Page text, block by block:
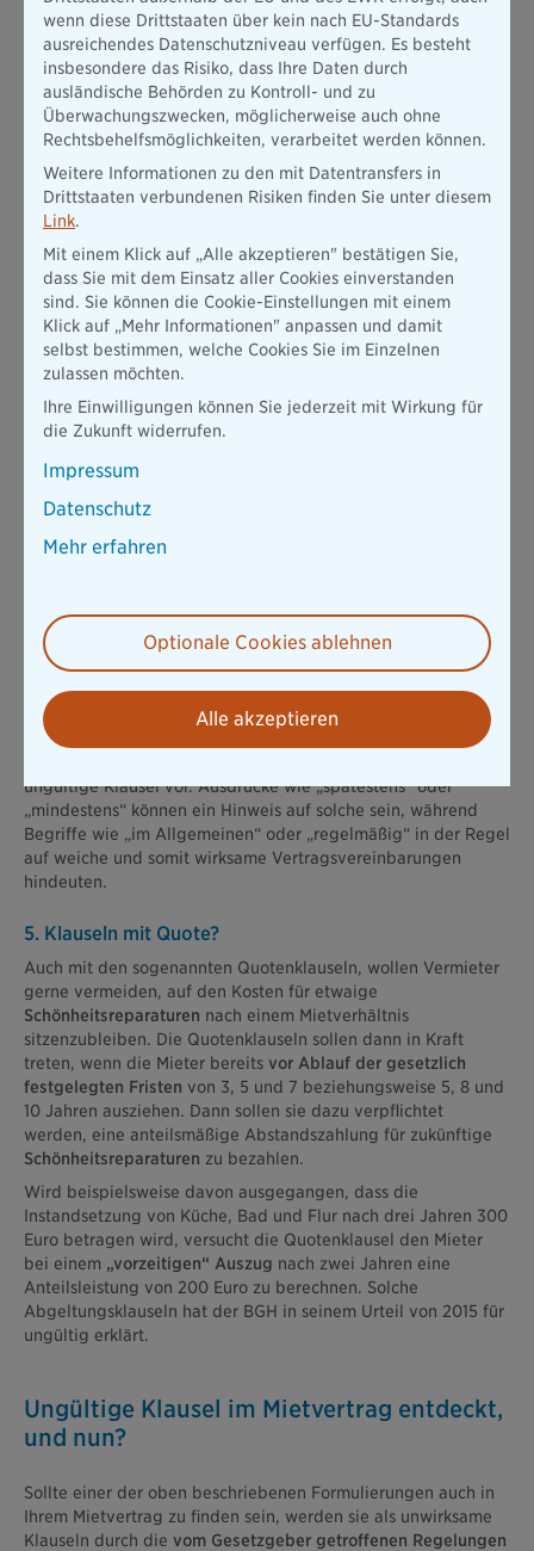
Wohnungin hellen oder neutralen Tönen fordern, sind
hingegen zulässig.
3. Verpflichtung zur Renovierung durch Fachkräfte
Erklärt sich eine Mieterin oder ein Mieter durch die
Unterzeichnung des Mietvertrags damit einverstanden,
anfallende Schönheitsreparaturen selbst zu übernehmen, muss
es ihm gestattet sein, diesein Eigenregie auszuführen.
Dementsprechend sind Klauseln, die festsetzen, dass für
Renovierungsarbeiten stets ein Fachbetrieb beauftragt
werden muss, in der Regel ungültig.
Dennoch müssen die Reparaturen trotz einer ungültigen
"Schönheitsreparaturklausel"fachgerechtundin
durchschnittlicher Qualitätdurchgeführt werden. Wer also ein
gutes Maß an handwerklichem Geschick vorweisen kann, sollte
in jedem Fall über eine eigenständige Renovierung vor oder
nach der Kündigung nachdenken. Doch Vorsicht: Fehler- oder
akzeptieren.
Auch wenn Sie als Mieter oder Mieterin
Mietvertrag ungültig sind. Denn kürzere Fristen als die
gesetzlich festgelegten müssen nicht eingehalten werden.
Doch auch wenn ein Vertrag die Renovierung stets nach
Ablauf der entsprechenden Zeitspanne vorsieht, ohne den
tatsächlichen Zustand der Räume zu berücksichtigen, liegt
ungültige Klausel vor. Ausdrücke wie „spätestens“ oder
„mindestens“ können ein Hinweis auf solche sein, während
Begriffe wie „im Allgemeinen“ oder „regelmäßig“ in der Regel
auf weiche und somit wirksame Vertragsvereinbarungen
hindeuten.
5. Klauseln mit Quote?
Auch mit den sogenannten Quotenklauseln, wollen Vermieter
gerne vermeiden, auf den Kosten für etwaige
Schönheitsreparaturen nach einem Mietverhältnis
sitzenzubleiben. Die Quotenklauseln sollen dann in Kraft
treten, wenn die Mieter bereits vor Ablauf der gesetzlich
festgelegten Fristen von 3, 5 und 7 beziehungsweise 5, 8 und
10 Jahren ausziehen. Dann sollen sie dazu verpflichtet
werden, eine anteilsmäßige Abstandszahlung für zukünftige
Schönheitsreparaturen zu bezahlen.
Wird beispielsweise davon ausgegangen, dass die
Instandsetzung von Küche, Bad und Flur nach drei Jahren 300
Euro betragen wird, versucht die Quotenklausel den Mieter
bei einem „vorzeitigen“ Auszug nach zwei Jahren eine
Anteilsleistung von 200 Euro zu berechnen. Solche
Abgeltungsklauseln hat der BGH in seinem Urteil von 2015 für
ungültig erklärt.
Ungültige Klausel im Mietvertrag entdeckt,
und nun?
Sollte einer der oben beschriebenen Formulierungen auch in
Ihrem Mietvertrag zu finden sein, werden sie als unwirksame
Klauseln durch die vom Gesetzgeber getroffenen Regelungen
wenn diese Drittstaaten über kein nach EU-Standards
ausreichendes Datenschutzniveau verfügen. Es besteht
insbesondere das Risiko, dass Ihre Daten durch
ausländische Behörden zu Kontroll- und zu
Überwachungszwecken, möglicherweise auch ohne
Rechtsbehelfsmöglichkeiten, verarbeitet werden können.
Weitere Informationen zu den mit Datentransfers in
Drittstaaten verbundenen Risiken finden Sie unter diesem
Link.
Mit einem Klick auf „Alle akzeptieren" bestätigen Sie,
dass Sie mit dem Einsatz aller Cookies einverstanden
sind. Sie können die Cookie-Einstellungen mit einem
Klick auf „Mehr Informationen" anpassen und damit
selbst bestimmen, welche Cookies Sie im Einzelnen
zulassen möchten.
Ihre Einwilligungen können Sie jederzeit mit Wirkung für
die Zukunft widerrufen.
Impressum
Datenschutz
Mehr erfahren
Optionale Cookies ablehnen
Alle akzeptieren